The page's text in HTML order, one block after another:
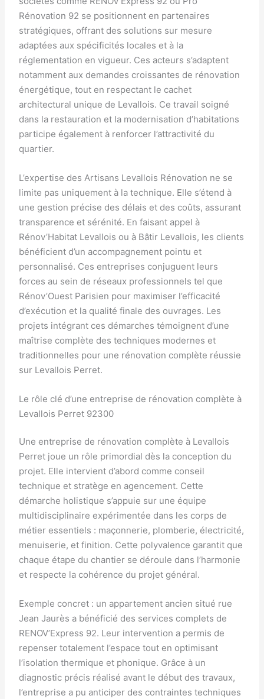
Rénovation 92 se positionnent en partenaires
stratégiques, offrant des solutions sur mesure
adaptées aux spécificités locales et à la
réglementation en vigueur. Ces acteurs s’adaptent
notamment aux demandes croissantes de rénovation
énergétique, tout en respectant le cachet
architectural unique de Levallois. Ce travail soigné
dans la restauration et la modernisation d’habitations
participe également à renforcer l’attractivité du
quartier.
L’expertise des Artisans Levallois Rénovation ne se
limite pas uniquement à la technique. Elle s’étend à
une gestion précise des délais et des coûts, assurant
transparence et sérénité. En faisant appel à
Rénov’Habitat Levallois ou à Bâtir Levallois, les clients
bénéficient d’un accompagnement pointu et
personnalisé. Ces entreprises conjuguent leurs
forces au sein de réseaux professionnels tel que
Rénov’Ouest Parisien pour maximiser l’efficacité
d’exécution et la qualité finale des ouvrages. Les
projets intégrant ces démarches témoignent d’une
maîtrise complète des techniques modernes et
traditionnelles pour une rénovation complète réussie
sur Levallois Perret.
Le rôle clé d’une entreprise de rénovation complète à
Levallois Perret 92300
Une entreprise de rénovation complète à Levallois
Perret joue un rôle primordial dès la conception du
projet. Elle intervient d’abord comme conseil
technique et stratège en agencement. Cette
démarche holistique s’appuie sur une équipe
multidisciplinaire expérimentée dans les corps de
métier essentiels : maçonnerie, plomberie, électricité,
menuiserie, et finition. Cette polyvalence garantit que
chaque étape du chantier se déroule dans l’harmonie
et respecte la cohérence du projet général.
Exemple concret : un appartement ancien situé rue
Jean Jaurès a bénéficié des services complets de
RENOV’Express 92. Leur intervention a permis de
repenser totalement l’espace tout en optimisant
l’isolation thermique et phonique. Grâce à un
diagnostic précis réalisé avant le début des travaux,
l’entreprise a pu anticiper des contraintes techniques